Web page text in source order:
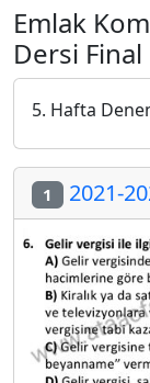
Emlak
Dersi Final
5. Hafta
1 2021-